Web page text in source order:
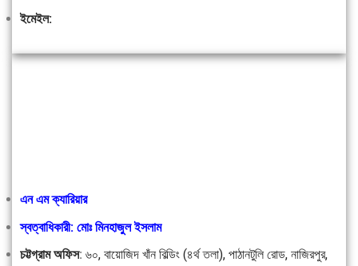
ইমেইল:
এন এম ক্যারিয়ার
স্বত্বাধিকারী: মোঃ মিনহাজুল ইসলাম
চট্টগ্রাম অফিস: ৬০, বায়োজিদ খাঁন বিল্ডিং (৪র্থ তলা), পাঠানটুলি রোড, নাজিরপুর,